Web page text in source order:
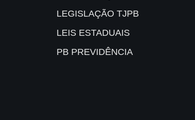
LEGISLAÇÃO TJPB
LEIS ESTADUAIS
PB PREVIDÊNCIA